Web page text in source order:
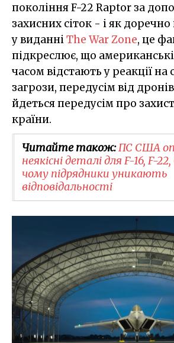
покоління F-22 Raptor за
захисних сіток - і як
у виданніThe War Zone, це
підкреслює, що американські
часом відстають у реакції на
загрози, передусім від
йдеться передусім про
країни.
Читайте також:ПС США
неякісні деталі для F-16, F-22,
чому підрядники уникають
відповідальності